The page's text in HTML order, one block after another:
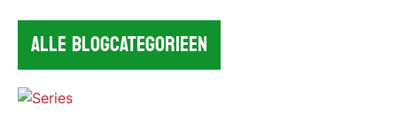
ALLE BLOGCATEGORIEEN